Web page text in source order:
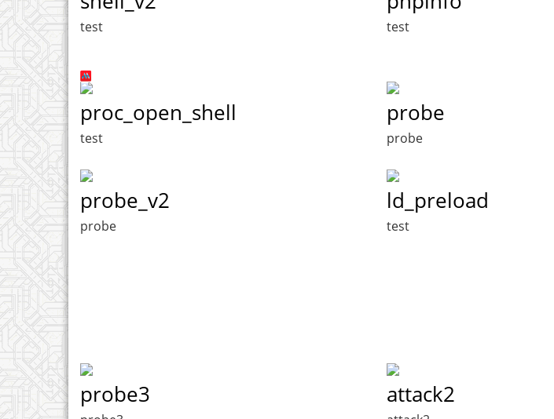
test test
proc_open_shell
test
probe
probe
probe_v2
probe
ld_preload
test
probe3 attack2